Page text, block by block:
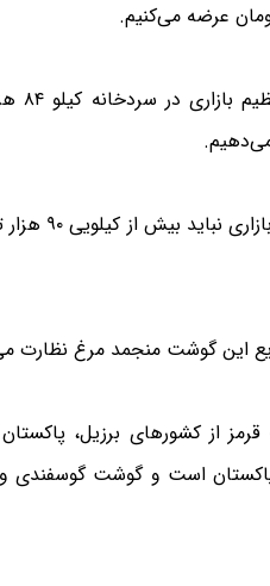
وی گفت:
این گوشت منجمد مرغ نظارت
از کشورهای برزیل،
است و گوشت گوسفندی